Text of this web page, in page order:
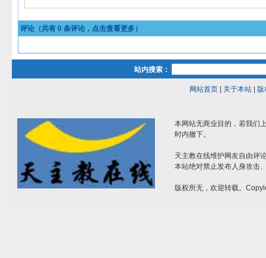
评论（共有 0 条评论，点击查看更多）
站内搜索：
网站首页| 关于本站| 版
本网站无商业目的，若我们
时内撤下。
天主教在线维护网友自由评
本站绝对禁止发布人身攻击
版权所无，欢迎转载。